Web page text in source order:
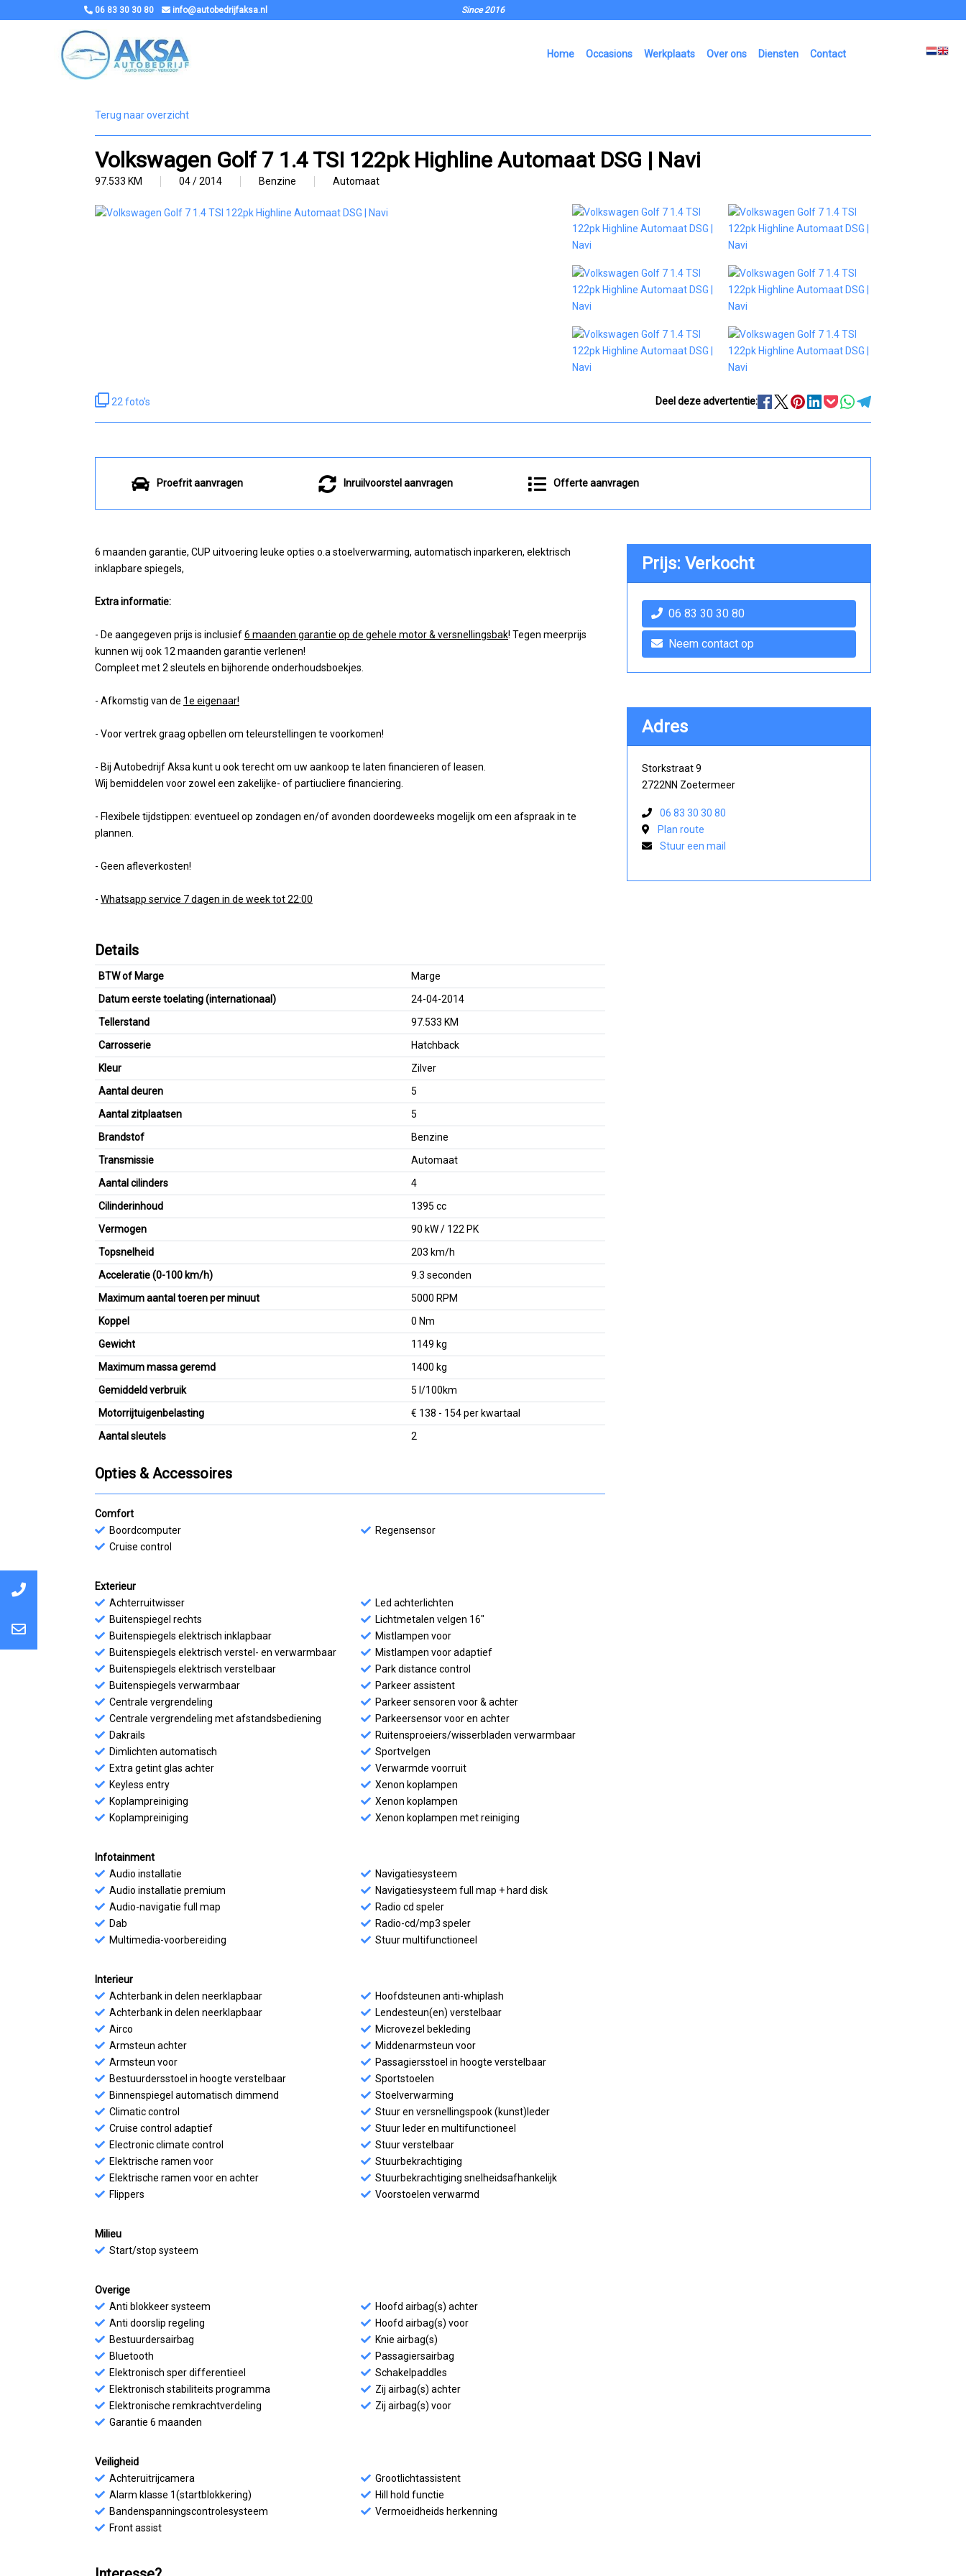
06 83 30 30 80 info@autobedrijfaksa.nl Since 2016
Home Occasions Werkplaats Over ons Diensten Contact
Terug naar overzicht
Volkswagen Golf 7 1.4 TSI 122pk Highline Automaat DSG | Navi
97.533 KM 04 / 2014 Benzine Automaat
22 foto's Deel deze advertentie:
Proefrit aanvragen Inruilvoorstel aanvragen Offerte aanvragen
6 maanden garantie, CUP uitvoering leuke opties o.a stoelverwarming, automatisch inparkeren, elektrisch
inklapbare spiegels,
Extra informatie:
- De aangegeven prijs is inclusief6 maanden garantie op de gehele motor & versnellingsbak! Tegen meerprijs
kunnen wij ook 12 maanden garantie verlenen!
Compleet met 2 sleutels en bijhorende onderhoudsboekjes.
- Afkomstig van de 1e eigenaar!
- Voor vertrek graag opbellen om teleurstellingen te voorkomen!
- Bij Autobedrijf Aksa kunt u ook terecht om uw aankoop te laten financieren of leasen.
Wij bemiddelen voor zowel een zakelijke- of partiucliere financiering.
- Flexibele tijdstippen: eventueel op zondagen en/of avonden doordeweeks mogelijk om een afspraak in te
plannen.
- Geen afleverkosten!
- Whatsapp service 7 dagen in de week tot 22:00
Details
BTW of Marge
Marge
Datum eerste toelating (internationaal)
24-04-2014
Tellerstand
97.533 KM
Carrosserie
Hatchback
Kleur
Zilver
Aantal deuren
5
Aantal zitplaatsen
5
Brandstof
Benzine
Transmissie
Automaat
Aantal cilinders
4
Cilinderinhoud
1395 cc
Vermogen
90 kW / 122 PK
Topsnelheid
203 km/h
Acceleratie (0-100 km/h)
9.3 seconden
Maximum aantal toeren per minuut
5000 RPM
Koppel
0 Nm
Gewicht
1149 kg
Maximum massa geremd
1400 kg
Gemiddeld verbruik
5 l/100km
Motorrijtuigenbelasting
€ 138 - 154 per kwartaal
Aantal sleutels
2
Opties & Accessoires
Comfort
Boordcomputer
Cruise control
Regensensor
Exterieur
Achterruitwisser
Buitenspiegel rechts
Buitenspiegels elektrisch inklapbaar
Buitenspiegels elektrisch verstel- en verwarmbaar
Buitenspiegels elektrisch verstelbaar
Buitenspiegels verwarmbaar
Centrale vergrendeling
Centrale vergrendeling met afstandsbediening
Dakrails
Dimlichten automatisch
Extra getint glas achter
Keyless entry
Koplampreiniging
Koplampreiniging
Led achterlichten
Lichtmetalen velgen 16"
Mistlampen voor
Mistlampen voor adaptief
Park distance control
Parkeer assistent
Parkeer sensoren voor & achter
Parkeersensor voor en achter
Ruitensproeiers/wisserbladen verwarmbaar
Sportvelgen
Verwarmde voorruit
Xenon koplampen
Xenon koplampen
Xenon koplampen met reiniging
Infotainment
Audio installatie
Audio installatie premium
Audio-navigatie full map
Dab
Multimedia-voorbereiding
Navigatiesysteem
Navigatiesysteem full map + hard disk
Radio cd speler
Radio-cd/mp3 speler
Stuur multifunctioneel
Interieur
Achterbank in delen neerklapbaar
Achterbank in delen neerklapbaar
Airco
Armsteun achter
Armsteun voor
Bestuurdersstoel in hoogte verstelbaar
Binnenspiegel automatisch dimmend
Climatic control
Cruise control adaptief
Electronic climate control
Elektrische ramen voor
Elektrische ramen voor en achter
Flippers
Hoofdsteunen anti-whiplash
Lendesteun(en) verstelbaar
Microvezel bekleding
Middenarmsteun voor
Passagiersstoel in hoogte verstelbaar
Sportstoelen
Stoelverwarming
Stuur en versnellingspook (kunst)leder
Stuur leder en multifunctioneel
Stuur verstelbaar
Stuurbekrachtiging
Stuurbekrachtiging snelheidsafhankelijk
Voorstoelen verwarmd
Milieu
Start/stop systeem
Overige
Anti blokkeer systeem
Anti doorslip regeling
Bestuurdersairbag
Bluetooth
Elektronisch sper differentieel
Elektronisch stabiliteits programma
Elektronische remkrachtverdeling
Garantie 6 maanden
Hoofd airbag(s) achter
Hoofd airbag(s) voor
Knie airbag(s)
Passagiersairbag
Schakelpaddles
Zij airbag(s) achter
Zij airbag(s) voor
Veiligheid
Achteruitrijcamera
Alarm klasse 1(startblokkering)
Bandenspanningscontrolesysteem
Front assist
Grootlichtassistent
Hill hold functie
Vermoeidheids herkenning
Prijs: Verkocht
06 83 30 30 80
Neem contact op
Adres
Storkstraat 9
2722NN Zoetermeer
06 83 30 30 80
Plan route
Stuur een mail